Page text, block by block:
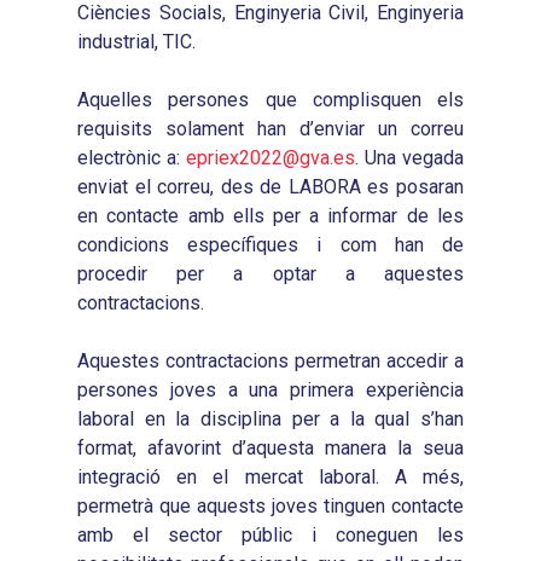
Ciències Socials, Enginyeria Civil, Enginyeria
industrial, TIC.
Aquelles persones que complisquen els
requisits solament han d’enviar un correu
electrònic a: epriex2022@gva.es. Una vegada
enviat el correu, des de LABORA es posaran
en contacte amb ells per a informar de les
condicions específiques i com han de
procedir per a optar a aquestes
contractacions.
Aquestes contractacions permetran accedir a
persones joves a una primera experiència
laboral en la disciplina per a la qual s’han
format, afavorint d’aquesta manera la seua
integració en el mercat laboral. A més,
permetrà que aquests joves tinguen contacte
amb el sector públic i coneguen les
Inici
Presentació
Què és Avalem
Missions
Diagnòstics
Objectius
Publicacions
2016
Infografies